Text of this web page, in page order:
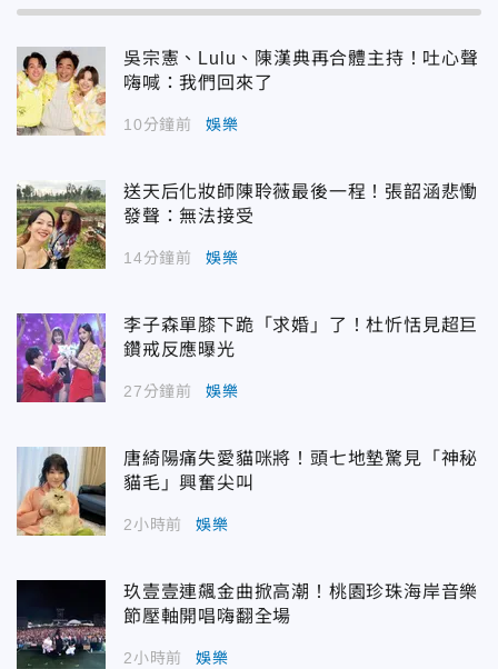
吳宗憲、Lulu、陳漢典再合體主持！吐心聲
嗨喊：我們回來了
10分鐘前 娛樂
送天后化妝師陳聆薇最後一程！張韶涵悲慟
發聲：無法接受
14分鐘前 娛樂
李子森單膝下跪「求婚」了！杜忻恬見超巨
鑽戒反應曝光
27分鐘前 娛樂
唐綺陽痛失愛貓咪將！頭七地墊驚見「神秘
貓毛」興奮尖叫
2小時前 娛樂
玖壹壹連飆金曲掀高潮！桃園珍珠海岸音樂
節壓軸開唱嗨翻全場
2小時前 娛樂